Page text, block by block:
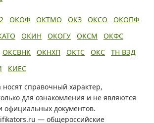
ОКОФ ОКТМО ОКЗ ОКСО
ОКОПФ
ОКИН ОКОГУ ОКСМ
ОКФС
ОКСВНК ОКНХП ОКТС ОКС
ТН ВЭД
КИЕС
справочный характер,
для ознакомления и не являются
документов.
— общероссийские